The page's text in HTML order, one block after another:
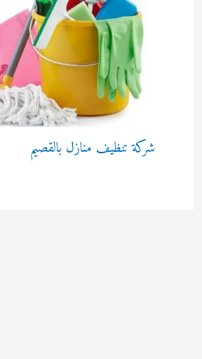
شركة تنظيف منازل بالقصيم